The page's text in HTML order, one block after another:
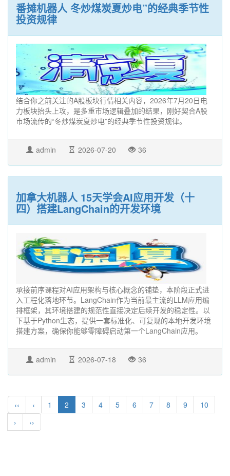
番摊机器人 冬炒煤炭夏炒电”的经典季节性
投资规律
结合你之前关注的A股板块行情相关内容，2026年7月20日电
力板块抬头上攻，是多重市场逻辑叠加的结果，刚好契合A股
市场流传的“冬炒煤炭夏炒电”的经典季节性投资规律。
admin 2026-07-20 36
加拿大机器人 15天学会AI应用开发（十
四）搭建LangChain的开发环境
承接前序课程对AI应用架构与核心概念的铺垫，本阶段正式进
入工程化落地环节。LangChain作为当前最主流的LLM应用编
排框架，其环境搭建的规范性直接决定后续开发的稳定性。以
下基于Python生态，提供一套标准化、可复现的本地开发环境
搭建方案，确保你能够零障碍启动第一个LangChain应用。
admin 2026-07-18 36
‹‹ ‹ 1 2 3 4 5 6 7 8 9
10
›
››